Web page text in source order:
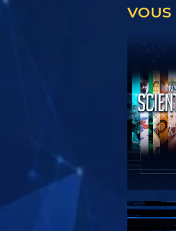
VOUS